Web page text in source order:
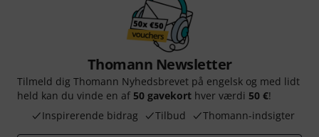
Thomann Newsletter
Tilmeld dig Thomann Nyhedsbrevet på engelsk og med lidt
held kan du vinde en af 50 gavekort hver værdi 50 €!
Inspirerende bidrag
Tilbud Thomann-indsigter